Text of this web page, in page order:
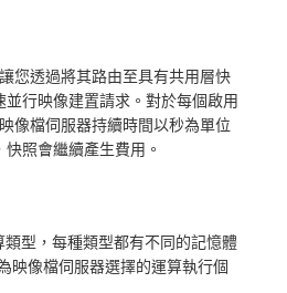
您透過將其路由至具有共用層快
行映像建置請求。對於每個啟用
像檔伺服器持續時間以秒為單位
照會繼續產生費用。
型，每種類型都有不同的記憶體
映像檔伺服器選擇的運算執行個